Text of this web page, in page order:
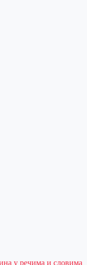
у речима и словима